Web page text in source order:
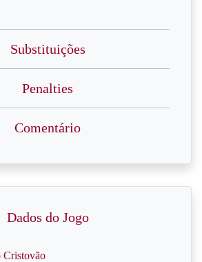
Substituições
Penalties
Comentário
Dados do Jogo
Cristovão